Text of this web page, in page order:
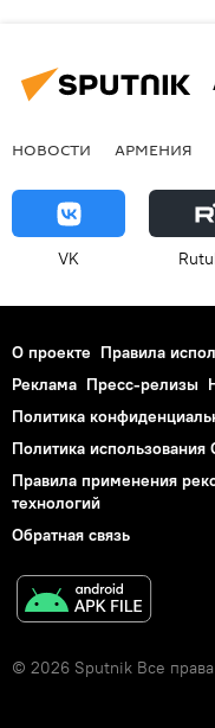
НОВОСТИ АРМЕНИЯ
VK
О проекте Правила
Реклама Пресс-релизы
Политика
Политика использования
Правила применения
технологий
Обратная связь
© 2026 Sputnik Все